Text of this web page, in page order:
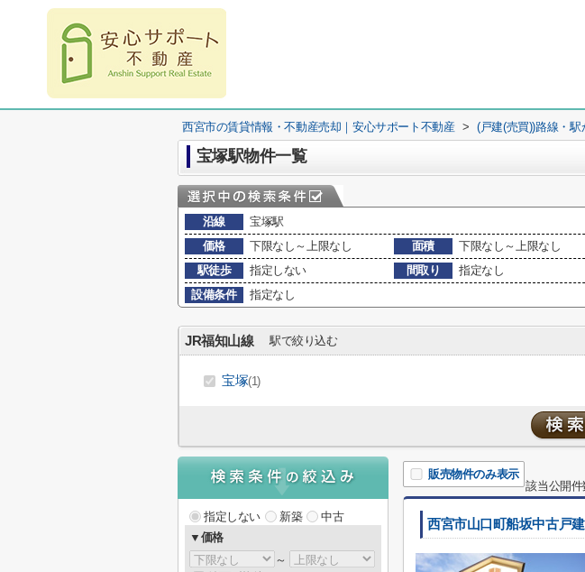
西宮市の賃貸情報・不動産売却｜安心サポート不動産 > (戸建(売買))路線・駅
宝塚駅物件一覧
沿線
宝塚駅
価格
下限なし～上限なし 面積 下限なし～上限なし
駅徒歩
指定しない 間取り
指定なし
設備条件
指定なし
JR福知山線 駅で絞り込む
宝塚(1)
販売物件のみ表示
該当公開件
西宮市山口町船坂中古戸建
指定しない 新築
中古
▼価格
～